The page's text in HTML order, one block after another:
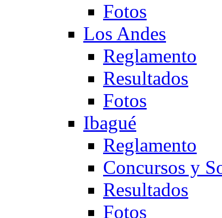
Fotos
Los Andes
Reglamento
Resultados
Fotos
Ibagué
Reglamento
Concursos y
Resultados
Fotos